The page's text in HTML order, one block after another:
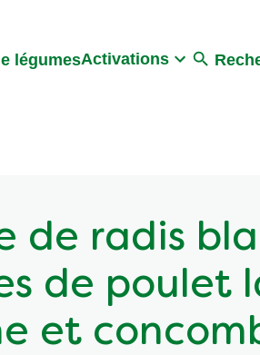
légumesActivations
de radis
de poulet
et